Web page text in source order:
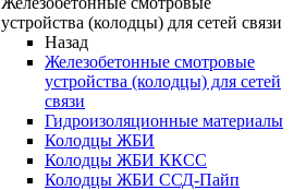
устройства (колодцы) для сетей связи
Назад
Железобетонные смотровые
устройства (колодцы) для сетей
связи
Гидроизоляционные материалы
Колодцы ЖБИ
Колодцы ЖБИ ККСС
Колодцы ЖБИ ССД-Пайп